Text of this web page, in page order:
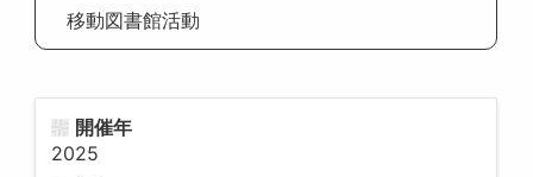
移動図書館活動
開催年
2025